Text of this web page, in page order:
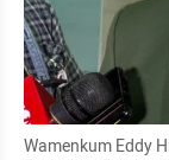
Wamenkum Eddy